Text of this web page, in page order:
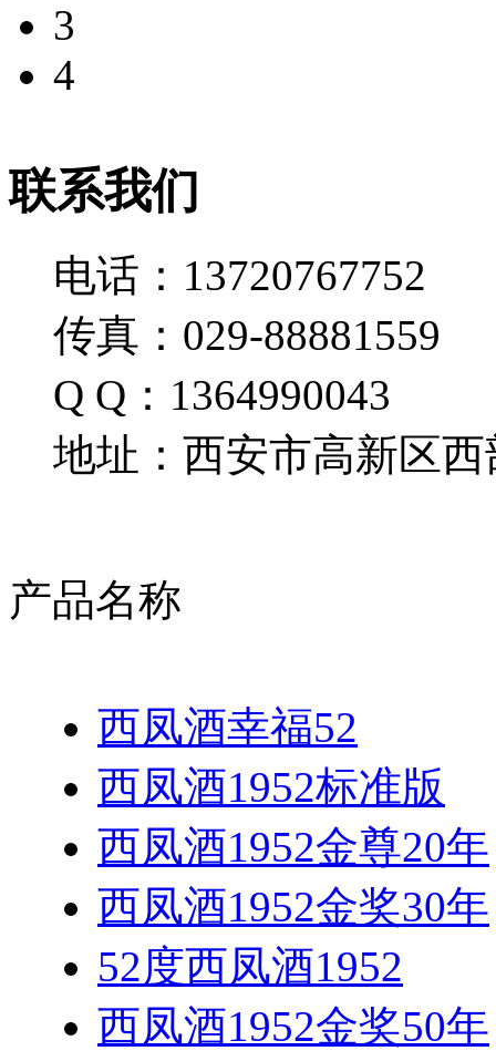
3
4
联系我们
电话：13720767752
传真：029-88881559
Q Q：1364990043
地址：西安市高新区西
产品名称
西凤酒幸福52
西凤酒1952标准版
西凤酒1952金尊20年
西凤酒1952金奖30年
52度西凤酒1952
西凤酒1952金奖50年